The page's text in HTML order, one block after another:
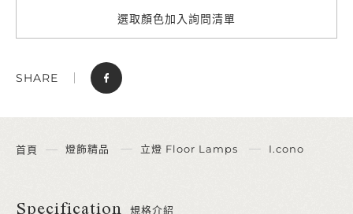
選取顏色加入詢問清單
SHARE
首頁 燈飾精品 立燈 Floor Lamps I.cono
規格介紹